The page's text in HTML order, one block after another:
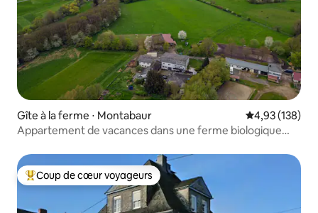
Gîte à la ferme ⋅ Montabaur Évaluation
4,93 (138)
Appartement de vacances dans une ferme biologique
Coups de cœur voyageurs les plus appréciés
Coup de cœur voyageurs